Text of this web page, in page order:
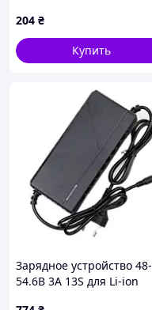
204 ₴
Купить
Зарядное устройство 48-
54.6В 3А 13S для Li-ion